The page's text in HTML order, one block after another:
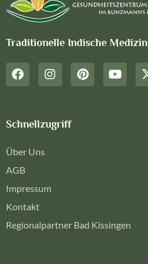
Traditionelle Indische Medizin
Schnellzugriff
Über Uns
AGB
Impressum
Kontakt
Regionalpartner Bad Kissingen